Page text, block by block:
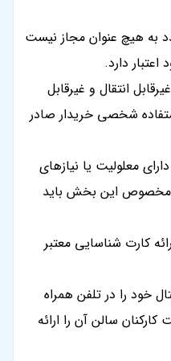
به هیچ عنوان مجاز نیست
دارد.
انتقال و غیرقابل
شخصی خریدار صادر
معلولیت یا نیازهای
مخصوص این بخش باید
کارت شناسایی معتبر
خود را در تلفن همراه
سالن آن را ارائه